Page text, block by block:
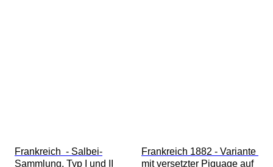
Frankreich  - Salbei-
Sammlung, Typ I und II
Frankreich 1882 - Variante
mit versetzter Piquage auf